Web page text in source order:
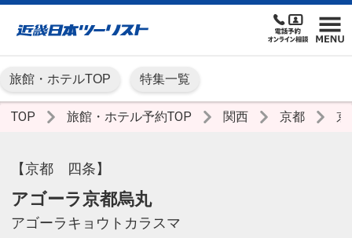
旅館・ホテルTOP 特集一覧
TOP 旅館・ホテル予約TOP 関西 京都 京
【京都 四条】
アゴーラ京都烏丸
アゴーラキョウトカラスマ